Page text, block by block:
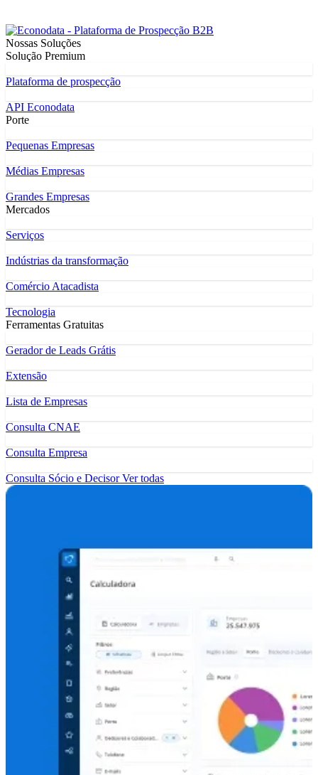
Nossas Soluções
Solução Premium
Plataforma de prospecção
API Econodata
Porte
Pequenas Empresas
Médias Empresas
Grandes Empresas
Mercados
Serviços
Indústrias da transformação
Comércio Atacadista
Tecnologia
Ferramentas Gratuitas
Gerador de Leads Grátis
Extensão
Lista de Empresas
Consulta CNAE
Consulta Empresa
Consulta Sócio e DecisorVer todas